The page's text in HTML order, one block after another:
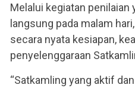
Melalui kegiatan penilaian
langsung pada malam
secara nyata kesiapan,
penyelenggaraan
“Satkamling yang aktif